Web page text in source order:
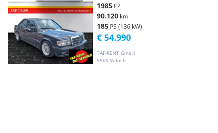
1985 EZ
90.120 km
185 PS (136 kW)
TAF-RENT GmbH
9500 Villach
€ 54.990